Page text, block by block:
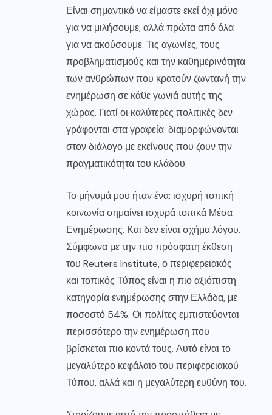
Είναι σημαντικό να είμαστε εκεί όχι μόνο
για να μιλήσουμε, αλλά πρώτα από όλα
για να ακούσουμε. Τις αγωνίες, τους
προβληματισμούς και την καθημερινότητα
των ανθρώπων που κρατούν ζωντανή την
ενημέρωση σε κάθε γωνιά αυτής της
χώρας. Γιατί οι καλύτερες πολιτικές δεν
γράφονται στα γραφεία· διαμορφώνονται
στον διάλογο με εκείνους που ζουν την
πραγματικότητα του κλάδου.
Το μήνυμά μου ήταν ένα: ισχυρή τοπική
κοινωνία σημαίνει ισχυρά τοπικά Μέσα
Ενημέρωσης. Και δεν είναι σχήμα λόγου.
Σύμφωνα με την πιο πρόσφατη έκθεση
του Reuters Institute, ο περιφερειακός
και τοπικός Τύπος είναι η πιο αξιόπιστη
κατηγορία ενημέρωσης στην Ελλάδα, με
ποσοστό 54%. Οι πολίτες εμπιστεύονται
περισσότερο την ενημέρωση που
βρίσκεται πιο κοντά τους. Αυτό είναι το
μεγαλύτερο κεφάλαιο του περιφερειακού
Τύπου, αλλά και η μεγαλύτερη ευθύνη του.